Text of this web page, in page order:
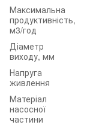
Максимальна
продуктивність,
м3/год
Діаметр
виходу, мм
Напруга
живлення
Матеріал
насосної
частини